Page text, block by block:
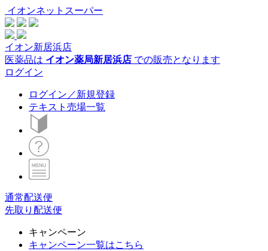
イオンネットスーパー
イオン新居浜店
医薬品は イオン薬局新居浜店 での販売となります
ログイン
ログイン／新規登録
テキスト売場一覧
通常配送便
先取り配送便
キャンペーン
キャンペーン一覧はこちら